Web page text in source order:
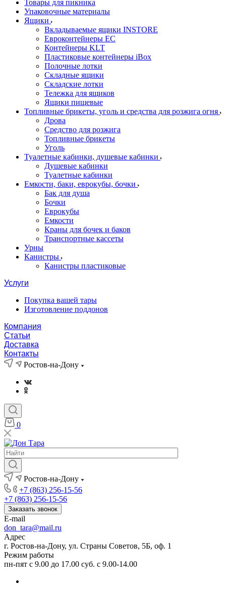
Товары для пикника
Упаковочные материалы
Ящики
Вкладываемые ящики INSTORE
Евроконтейнеры ЕС
Контейнеры KLT
Пластиковые контейнеры iBox
Полочные лотки
Складные ящики
Складские лотки
Тележка для ящиков
Ящики пищевые
Топливные брикеты, уголь и средства для розжига огня
Дрова
Средство для розжига
Топливные брикеты
Уголь
Туалетные кабинки, душевые кабинки
Душевые кабинки
Туалетные кабинки
Емкости, баки, еврокубы, бочки
Бак для душа
Бочки
Еврокубы
Емкости
Краны для бочек и баков
Транспортные кассеты
Урны
Канистры
Канистры пластиковые
Услуги
Покупка вашей тары
Изготовление поддонов
Компания
Статьи
Доставка
Контакты
Ростов-на-Дону
0
Ростов-на-Дону
+7 (863) 256-15-56
+7 (863) 256-15-56
Заказать звонок
E-mail
don_tara@mail.ru
Адрес
г. Ростов-на-Дону, ул. Страны Советов, 5Б, оф. 1
Режим работы
пн-пят с 9.00 до 17.00 суб. с 9.00-14.00